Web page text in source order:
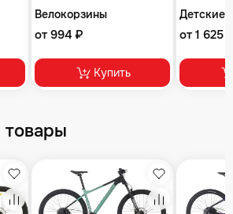
Велокорзины
от 994 ₽
Купить
Детские
от 1 625
Избранное
Сравнение
Избранное
Сравнение